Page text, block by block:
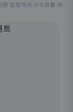
일정액의 수수료를 제